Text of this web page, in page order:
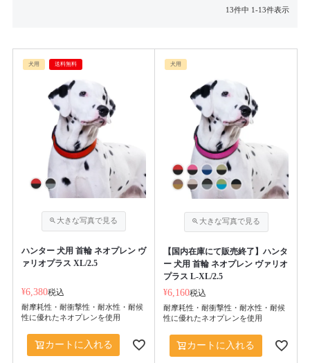
13件中 1-13件表示
犬用 送料無料
ハンター 犬用 首輪 ネオプレン ヴ
ァリオプラス XL/2.5
¥6,380税込
耐摩耗性・耐衝撃性・耐水性・耐候
性に優れたネオプレンを使用
カートに入れる
犬用
【国内在庫にて販売終了】ハンタ
ー 犬用 首輪 ネオプレン ヴァリオ
プラス L-XL/2.5
¥6,160税込
耐摩耗性・耐衝撃性・耐水性・耐候
性に優れたネオプレンを使用
カートに入れる